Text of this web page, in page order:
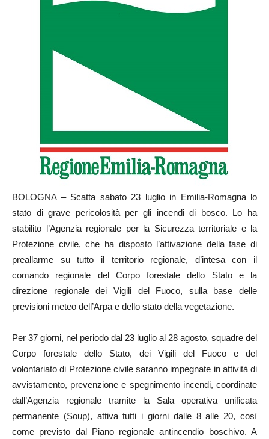
BOLOGNA – Scatta sabato 23 luglio in Emilia-Romagna lo
stato di grave pericolosità per gli incendi di bosco. Lo ha
stabilito l’Agenzia regionale per la Sicurezza territoriale e la
Protezione civile, che ha disposto l’attivazione della fase di
preallarme su tutto il territorio regionale, d’intesa con il
comando regionale del Corpo forestale dello Stato e la
direzione regionale dei Vigili del Fuoco, sulla base delle
previsioni meteo dell’Arpa e dello stato della vegetazione.
Per 37 giorni, nel periodo dal 23 luglio al 28 agosto, squadre del
Corpo forestale dello Stato, dei Vigili del Fuoco e del
volontariato di Protezione civile saranno impegnate in attività di
avvistamento, prevenzione e spegnimento incendi, coordinate
dall’Agenzia regionale tramite la Sala operativa unificata
permanente (Soup), attiva tutti i giorni dalle 8 alle 20, così
come previsto dal Piano regionale antincendio boschivo. A